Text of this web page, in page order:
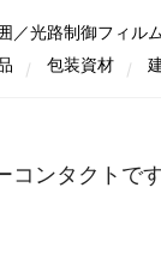
／光路制御フィル
包装資材
ンタクトです